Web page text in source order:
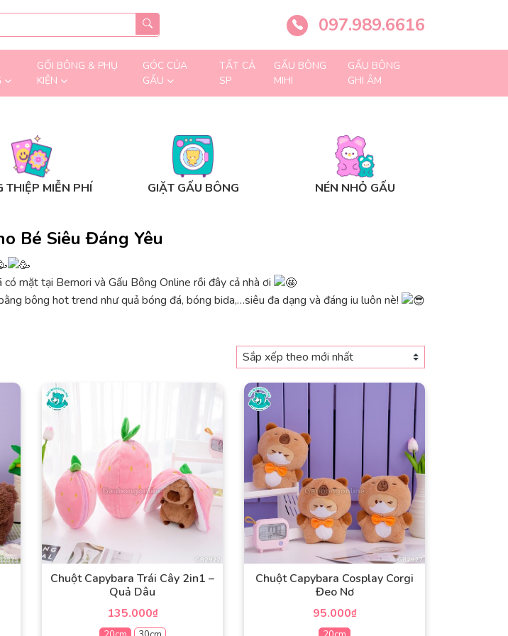
097.989.6616
GỐI BÔNG & PHỤ
KIỆN
GÓC CỦA
GẤU
TẤT CẢ
SP
GẤU BÔNG
MIHI
GẤU BÔNG
GHI ÂM
THIỆP MIỄN PHÍ GIẶT GẤU BÔNG NÉN NHỎ GẤU
Bé Siêu Đáng Yêu
mặt tại Bemori và Gấu Bông Online rồi đây cả nhà ơi
bông hot trend như quả bóng đá, bóng bida,…siêu đa dạng và đáng iu luôn nè!
Chuột Capybara Trái Cây 2in1 –
Quả Dâu
135.000₫
Chuột Capybara Cosplay Corgi
Đeo Nơ
95.000₫